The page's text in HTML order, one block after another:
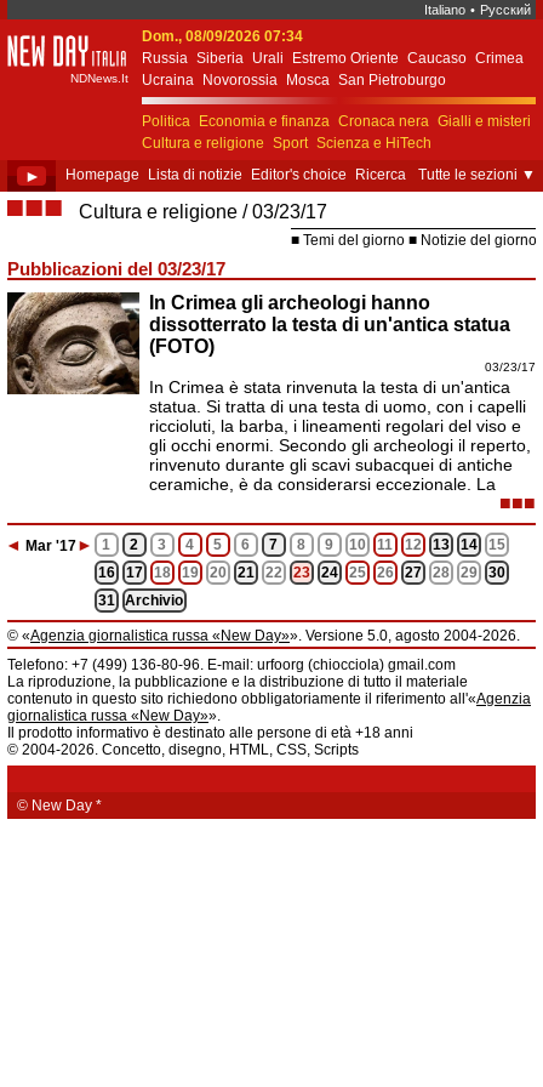
Italiano • Русский
New Day Italia
NDNews.It
Dom., 08/09/2026 07:34
Russia Siberia Urali Estremo Oriente Caucaso Crimea
Ucraina
Novorossia Mosca San Pietroburgo
Ekaterinburgo Kiev Simferopol
Sebastopoli
Politica
Economia e finanza Cronaca nera Gialli e misteri
Cultura e religione Sport Scienza e HiTech
Costume e società
Unione Europea
► Homepage Lista di notizie Editor's choice Ricerca Tutte le sezioni ▼
■■■ Cultura e religione 03/23/17
Temi del giorno Notizie del giorno
Pubblicazioni del 03/23/17
In Crimea gli archeologi hanno
dissotterrato la testa di un'antica statua
(FOTO)
03/23/17
In Crimea è stata rinvenuta la testa di un'antica
statua. Si tratta di una testa di uomo, con i capelli
riccioluti, la barba, i lineamenti regolari del viso e
gli occhi enormi. Secondo gli archeologi il reperto,
rinvenuto durante gli scavi subacquei di antiche
ceramiche, è da considerarsi eccezionale. La
■■■
◄ Mar '17► 1 2 3 4 5 6 7 8 9 10 11 12 13 14
15
16
17 18 19 20 21 22 23 24 25 26 27 28 29
30
31
Archivio
© «Agenzia giornalistica russa «New Day»». Versione 5.0, agosto 2004-2026.
Informazioni
Agenzia giornalistica russa «New Day» registrata dal Servizio federale di
telecomunicazioni, tecnologie informatiche e mass media della Federazione
Russa. Certificato di registrazione dei mass media: EL № FS 77 - 61044 del 5
marzo 2015.
Fondatore: «New Day» S.r.l., indirizzo di redazione: 620014, città di
Ekaterinburgo, via Radišev, pal.6, scala «А», uff. 1104.
fornisce informazioni.
Telefono: +7 (499) 136-80-96. E-mail: urfoorg (chiocciola) gmail.com
La riproduzione, la pubblicazione e la distribuzione di tutto il materiale
contenuto in questo sito richiedono obbligatoriamente il riferimento all'«Agenzia
giornalistica russa «New Day»».
Il prodotto informativo è destinato alle persone di età +18 anni
© 2004-2026. Concetto, disegno, HTML, CSS, Scripts
© New Day *